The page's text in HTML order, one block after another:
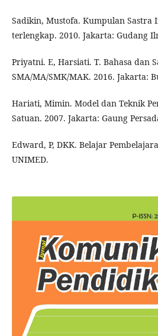
Sadikin, Mustofa. Kumpulan Sastra
terlengkap. 2010. Jakarta: Gudang
Priyatni. E, Harsiati. T. Bahasa dan
SMA/MA/SMK/MAK. 2016. Jakarta:
Hariati, Mimin. Model dan Teknik
Satuan. 2007. Jakarta: Gaung
Edward, P, DKK. Belajar
UNIMED.